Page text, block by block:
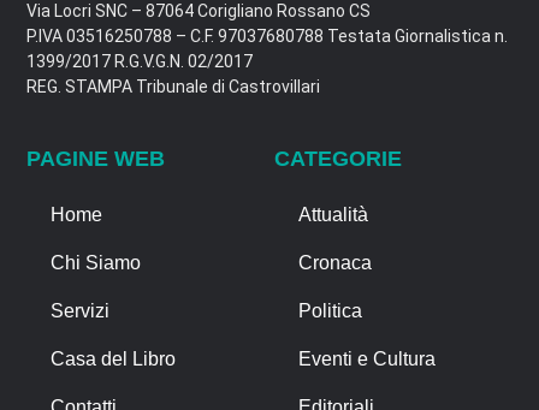
Via Locri SNC – 87064 Corigliano Rossano CS
P.IVA 03516250788 – C.F. 97037680788 Testata Giornalistica n.
1399/2017 R.G.V.G.N. 02/2017
REG. STAMPA Tribunale di Castrovillari
PAGINE WEB
Home
Chi Siamo
Servizi
Casa del Libro
CATEGORIE
Attualità
Cronaca
Politica
Eventi e Cultura